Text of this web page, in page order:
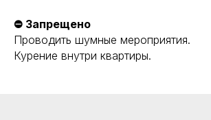
⛔ Запрещено
Проводить шумные мероприятия.
Курение внутри квартиры.